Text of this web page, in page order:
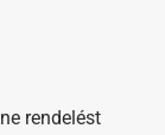
rendelést